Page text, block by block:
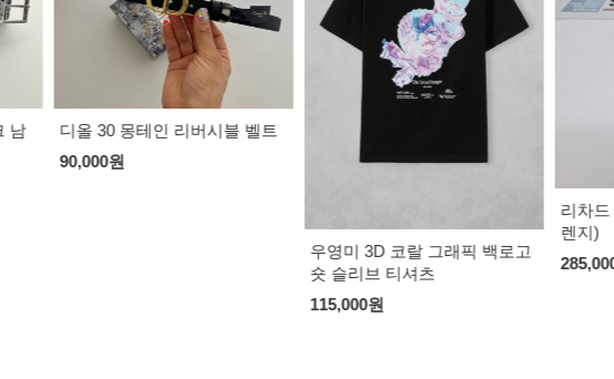
디올 30 몽테인 리버시블 벨트
원
우영미 3D 코랄 그래픽 백로고
숏 슬리브 티셔츠
원
리차드 밀 RM
렌지)
285,000 원